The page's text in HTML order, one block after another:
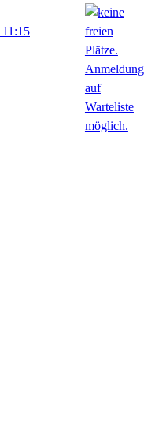
11:15